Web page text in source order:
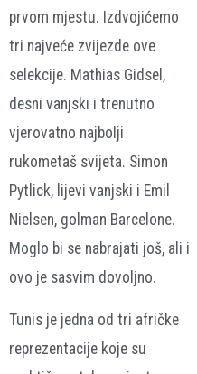
prvom mjestu. Izdvojićemo
tri najveće zvijezde ove
selekcije. Mathias Gidsel,
desni vanjski i trenutno
vjerovatno najbolji
rukometaš svijeta. Simon
Pytlick, lijevi vanjski i Emil
Nielsen, golman Barcelone.
Moglo bi se nabrajati još, ali i
ovo je sasvim dovoljno.
Tunis je jedna od tri afričke
reprezentacije koje su